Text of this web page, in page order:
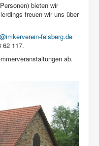
bieten wir
freuen wir uns über
felsberg.de
62 117.
ab.